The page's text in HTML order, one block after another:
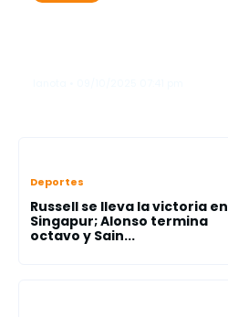
Deportes
Russell se lleva la victoria en
Singapur; Alonso termina
octavo y Sain...